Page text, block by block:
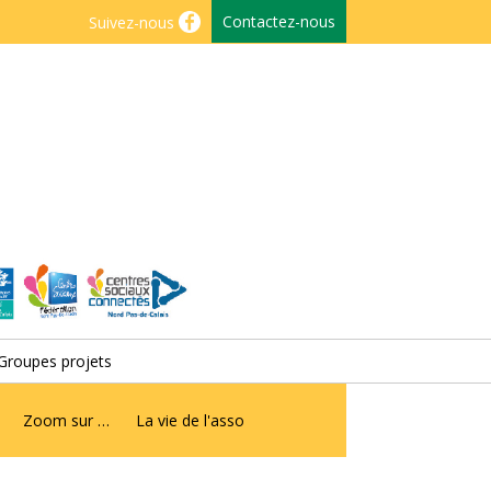
Suivez-nous Contactez-nous
projets
Zoom sur … La vie de l'asso